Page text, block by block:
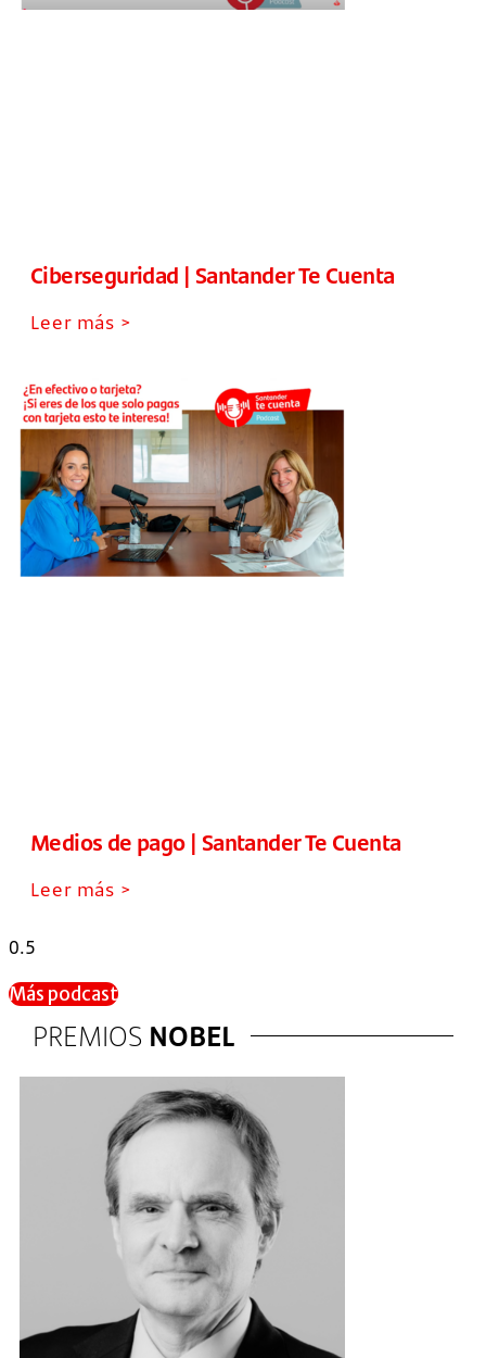
Ciberseguridad | Santander Te Cuenta
Leer más >
Medios de pago | Santander Te Cuenta
Leer más >
Más podcast
PREMIOS NOBEL